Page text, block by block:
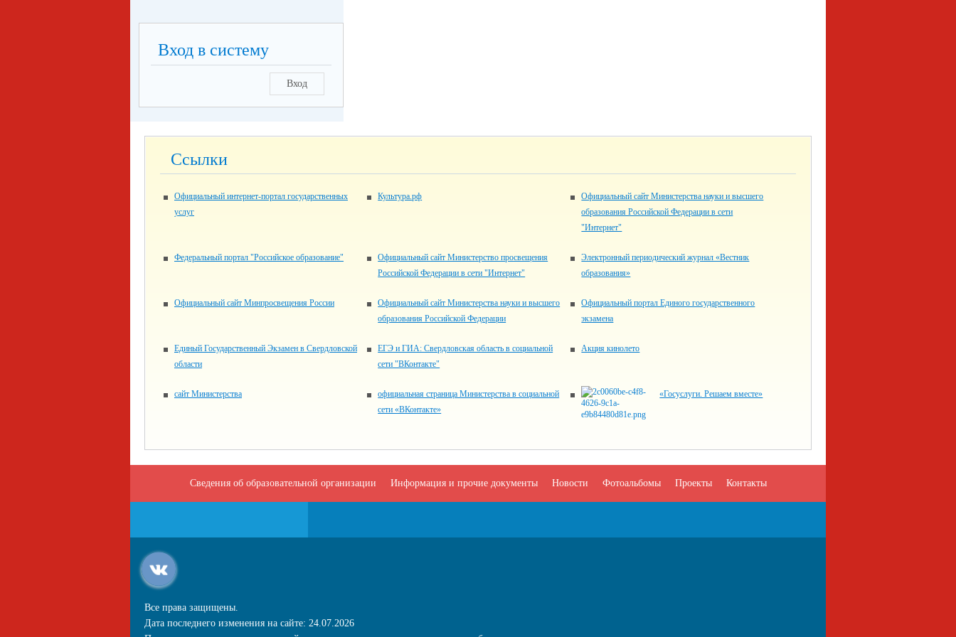
Вход в систему
Вход
Ссылки
Официальный интернет-портал государственных
услуг
Культура.рф
Официальный сайт Министерства науки и высшего
образования Российской Федерации в сети
"Интернет"
Федеральный портал "Российское образование"
Официальный сайт Министерство просвещения
Российской Федерации в сети "Интернет"
Электронный периодический журнал «Вестник
образования»
Официальный сайт Минпросвещения России
Официальный сайт Министерства науки и высшего
образования Российской Федерации
Официальный портал Единого государственного
экзамена
Единый Государственный Экзамен в Свердловской
области
ЕГЭ и ГИА: Свердловская область в социальной
сети "ВКонтакте"
Акция кинолето
сайт Министерства
официальная страница Министерства в социальной
сети «ВКонтакте»
«Госуслуги. Решаем вместе»
Сведения об образовательной организации Информация и прочие документы Новости Фотоальбомы Проекты Контакты
Все права защищены.
Дата последнего изменения на сайте: 24.07.2026